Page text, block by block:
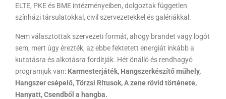
ELTE, PKE és BME intézményeiben, dolgoztak független
színházi társulatokkal, civil szervezetekkel és galériákkal.
Nem választottak szervezeti formát, ahogy brandet vagy logót
sem, mert úgy érezték, az ebbe fektetett energiát inkább a
kutatásra és alkotásra fordítják. Hét önálló és rendhagyó
programjuk van: Karmesterjáték, Hangszerkészítő műhely,
Hangszer csépelő, Törzsi Rítusok, A zene rövid története,
Hanyatt, Csendből a hangba.